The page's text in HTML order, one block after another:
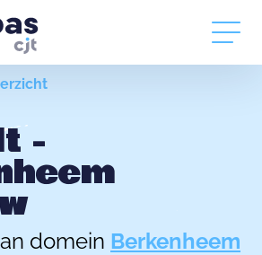
-
domein Berkenheem